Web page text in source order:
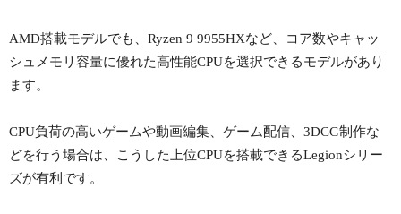
AMD搭載モデルでも、Ryzen 9 9955HXなど、コア数やキャッ
シュメモリ容量に優れた高性能CPUを選択できるモデルがあり
ます。
CPU負荷の高いゲームや動画編集、ゲーム配信、3DCG制作な
どを行う場合は、こうした上位CPUを搭載できるLegionシリー
ズが有利です。